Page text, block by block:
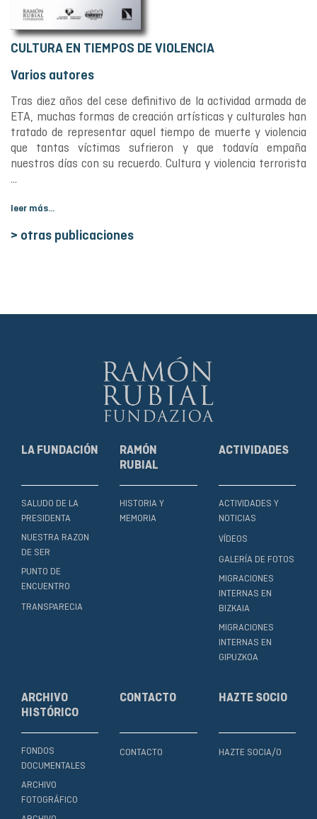
CULTURA EN TIEMPOS DE VIOLENCIA
Varios autores
Tras diez años del cese definitivo de la actividad armada de
ETA, muchas formas de creación artísticas y culturales han
tratado de representar aquel tiempo de muerte y violencia
que tantas víctimas sufrieron y que todavía empaña
nuestros días con su recuerdo. Cultura y violencia terrorista
...
leer más...
> otras publicaciones
LA FUNDACIÓN
SALUDO DE LA
PRESIDENTA
NUESTRA RAZON
DE SER
PUNTO DE
ENCUENTRO
TRANSPARECIA
RAMÓN
RUBIAL
HISTORIA Y
MEMORIA
ACTIVIDADES
ACTIVIDADES Y
NOTICIAS
VÍDEOS
GALERÍA DE FOTOS
MIGRACIONES
INTERNAS EN
BIZKAIA
MIGRACIONES
INTERNAS EN
GIPUZKOA
ARCHIVO
HISTÓRICO
FONDOS
DOCUMENTALES
ARCHIVO
FOTOGRÁFICO
CONTACTO
CONTACTO
HAZTE SOCIO
HAZTE SOCIA/O